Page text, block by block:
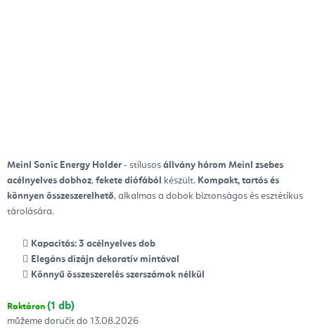
Meinl Sonic Energy Holder - stílusos állvány három Meinl zsebes
acélnyelves dobhoz, fekete diófából készült. Kompakt, tartós és
könnyen összeszerelhető, alkalmas a dobok biztonságos és esztétikus
tárolására.
Kapacitás: 3 acélnyelves dob
Elegáns dizájn dekoratív mintával
Könnyű összeszerelés szerszámok nélkül
Raktáron (1 db)
13.08.2026